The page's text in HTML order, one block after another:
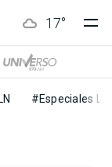
17°
#Especiales LN